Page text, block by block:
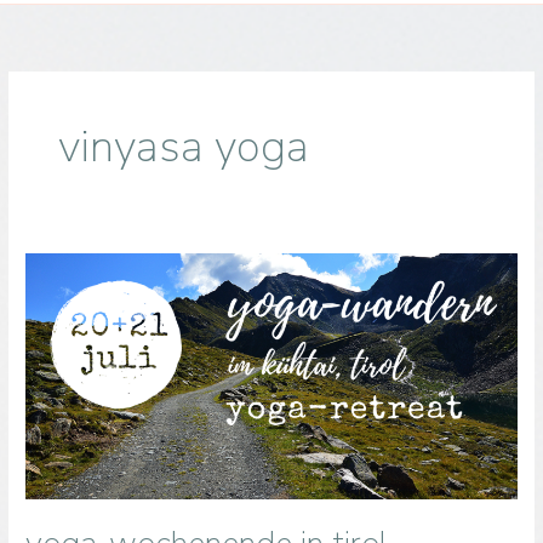
vinyasa yoga